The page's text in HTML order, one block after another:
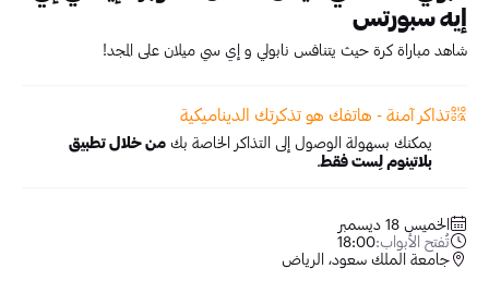
إيه سبورتس
شاهد مباراة كرة حيث يتنافس نابولي و إي سي ميلان على المجد!
تذاكر آمنة - هاتفك هو تذكرتك الديناميكية
يمكنك بسهولة الوصول إلى التذاكر الخاصة بك من خلال تطبيق
بلاتينوم لِست فقط.
الخميس 18 ديسمبر
تُفتح الأبواب:18:00
جامعة الملك سعود، الرياض